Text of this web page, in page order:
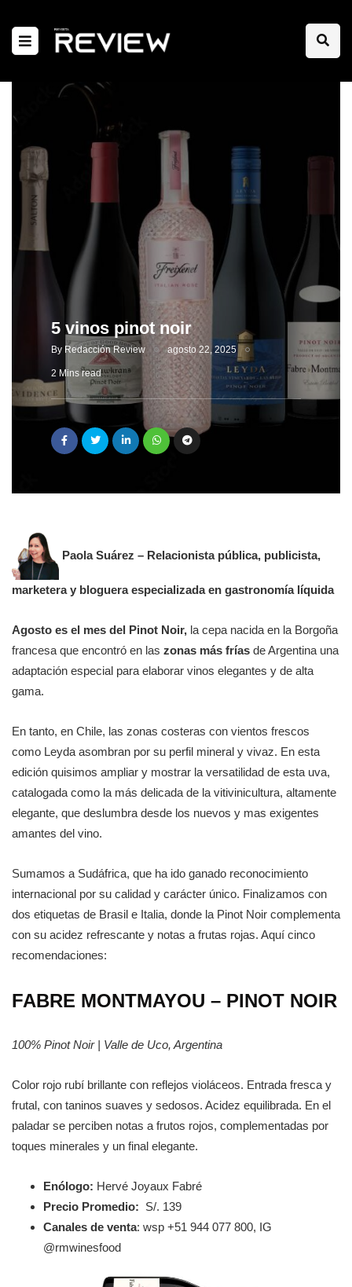
5 vinos pinot noir
By Redacción Review agosto 22, 2025
2 Mins read
Paola Suárez – Relacionista pública, publicista,
marketera y bloguera especializada en gastronomía líquida
Agosto es el mes del Pinot Noir, la cepa nacida en la Borgoña
francesa que encontró en las zonas más frías de Argentina una
adaptación especial para elaborar vinos elegantes y de alta
gama.
En tanto, en Chile, las zonas costeras con vientos frescos
como Leyda asombran por su perfil mineral y vivaz. En esta
edición quisimos ampliar y mostrar la versatilidad de esta uva,
catalogada como la más delicada de la vitivinicultura, altamente
elegante, que deslumbra desde los nuevos y mas exigentes
amantes del vino.
Sumamos a Sudáfrica, que ha ido ganado reconocimiento
internacional por su calidad y carácter único. Finalizamos con
dos etiquetas de Brasil e Italia, donde la Pinot Noir complementa
con su acidez refrescante y notas a frutas rojas. Aquí cinco
recomendaciones:
FABRE MONTMAYOU – PINOT NOIR
100% Pinot Noir | Valle de Uco, Argentina
Color rojo rubí brillante con reflejos violáceos. Entrada fresca y
frutal, con taninos suaves y sedosos. Acidez equilibrada. En el
paladar se perciben notas a frutos rojos, complementadas por
toques minerales y un final elegante.
Enólogo: Hervé Joyaux Fabré
Precio Promedio: S/. 139
Canales de venta: wsp +51 944 077 800, IG
@rmwinesfood